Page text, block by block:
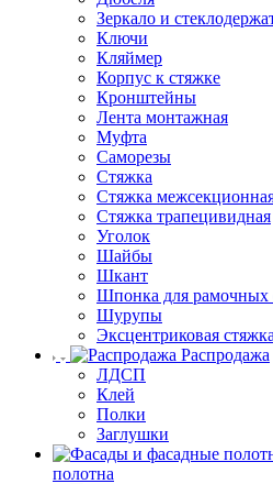
Зеркало и
Ключи
Кляймер
Корпус к стяжке
Кронштейны
Лента монтажная
Муфта
Саморезы
Стяжка
Стяжка
Стяжка трапецивидная
Уголок
Шайбы
Шкант
Шпонка для рамочных
Шурупы
Эксцентриковая стяжка
Распродажа
ЛДСП
Клей
Полки
Заглушки
полотна